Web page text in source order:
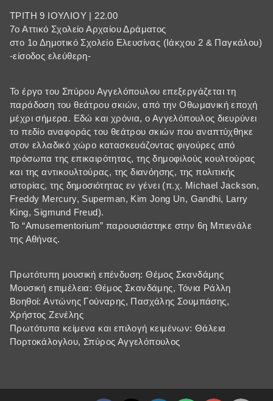
ΤΡΙΤΗ 9 ΙΟΥΛΙΟΥ | 22.00
7ο Αττικό Σχολείο Αρχαίου Δράματος
στο 1ο Δημοτικό Σχολείο Ελευσίνας (Ιάκχου 2 & Παγκάλου)
-είσοδος ελεύθερη-
Το έργο του Σπύρου Αγγελόπουλου επεξεργάζεται τη
παράδοση του θεάτρου σκιών, από την Οθωμανική εποχή
μέχρι σήμερα. Εδώ και χρόνια, ο Αγγελόπουλος διευρύνει
το πεδίο αναφοράς του θεάτρου σκιών που αναπτύχθηκε
στον ελλαδικό χώρο κατασκευάζοντας φιγούρες από
πρόσωπα της επικαιρότητας, της δημοφιλούς κουλτούρας
και της αντικουλτούρας, της διανόησης, της πολιτικής
ιστορίας, της δημοσιότητας εν γένει (π.χ. Michael Jackson,
Freddy Mercury, Superman, Kim Jong Un, Gandhi, Larry
King, Sigmund Freud).
Το “Amusementorium” παρουσιάστηκε στην 6η Μπιενάλε
της Αθήνας.
Πρωτότυπη μουσική επένδυση: Θέμος Σκανδάμης
Μουσική επιμέλεια: Θέμος Σκανδάμης, Τόνια Ράλλη
Βοηθοί: Αντώνης Γούναρης, Πασχάλης Σουμπάσης,
Χρήστος Ζενέλης
Πρωτότυπα κείμενα και επιλογή κειμένων: Θάλεια
Πορτοκάλογλου, Σπύρος Αγγελόπουλος